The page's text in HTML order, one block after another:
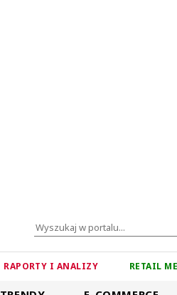
RAPORTY I ANALIZY RETAIL